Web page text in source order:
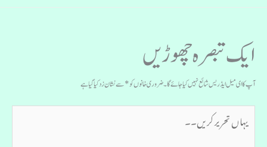
ایک تبصرہ چھوڑیں
آپ کا ای میل ایڈریس شائع نہیں کیا جائے گا۔ضروری خانوں کو*سے نشان زد کیا گیا ہے
تحریر